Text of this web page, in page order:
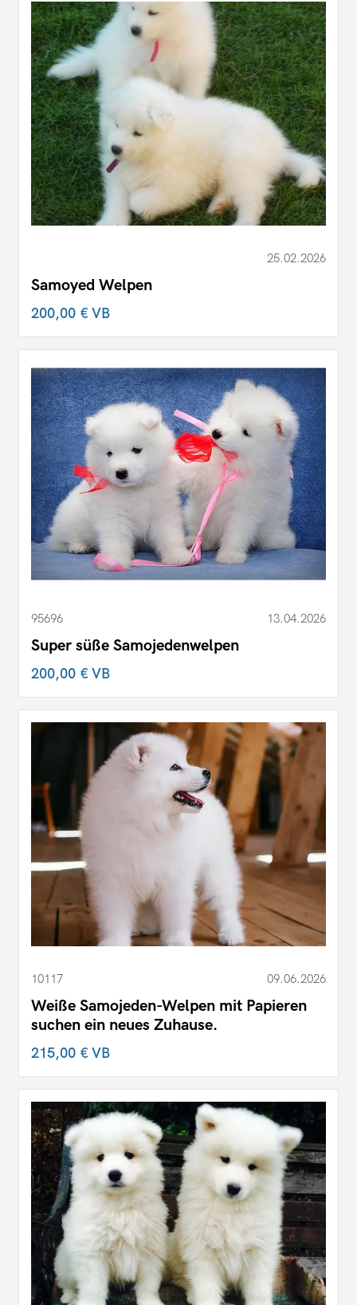
25.02.2026
Samoyed Welpen
200,00 €VB
95696 13.04.2026
Super süße Samojedenwelpen
200,00 €VB
10117 09.06.2026
Weiße Samojeden-Welpen mit Papieren
suchen ein neues Zuhause.
215,00 €VB